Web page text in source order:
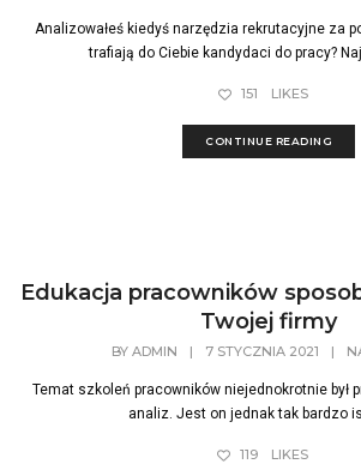
Analizowałeś kiedyś narzędzia rekrutacyjne za
trafiają do Ciebie kandydaci do pracy?
151 LIKES
CONTINUE READING
Edukacja pracowników
Twojej firmy
BY ADMIN | 7 STYCZNIA 2021 |
Temat szkoleń pracowników niejednokrotnie był
analiz. Jest on jednak tak bardzo
119 LIKES